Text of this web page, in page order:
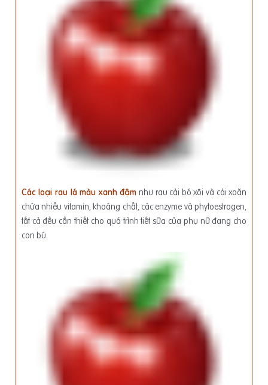
Các loại rau lá màu xanh đậm như rau cải bó xôi và cải xoăn
chứa nhiều vitamin, khoáng chất, các enzyme và phytoestrogen,
tất cả đều cần thiết cho quá trình tiết sữa của phụ nữ đang cho
con bú.